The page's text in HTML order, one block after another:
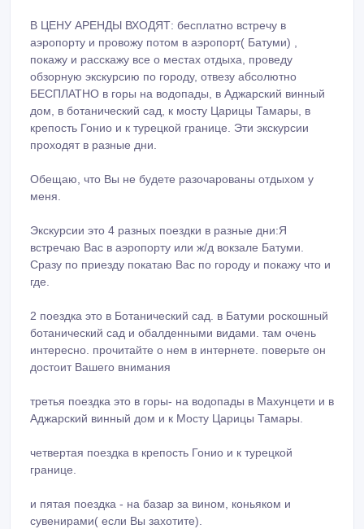
В ЦЕНУ АРЕНДЫ ВХОДЯТ: бесплатно встречу в
аэропорту и провожу потом в аэропорт( Батуми) ,
покажу и расскажу все о местах отдыха, проведу
обзорную экскурсию по городу, отвезу абсолютно
БЕСПЛАТНО в горы на водопады, в Аджарский винный
дом, в ботанический сад, к мосту Царицы Тамары, в
крепость Гонио и к турецкой границе. Эти экскурсии
проходят в разные дни.
Обещаю, что Вы не будете разочарованы отдыхом у
меня.
Экскурсии это 4 разных поездки в разные дни:Я
встречаю Вас в аэропорту или ж/д вокзале Батуми.
Сразу по приезду покатаю Вас по городу и покажу что и
где.
2 поездка это в Ботанический сад. в Батуми роскошный
ботанический сад и обалденными видами. там очень
интересно. прочитайте о нем в интернете. поверьте он
достоит Вашего внимания
третья поездка это в горы- на водопады в Махунцети и в
Аджарский винный дом и к Мосту Царицы Тамары.
четвертая поездка в крепость Гонио и к турецкой
границе.
и пятая поездка - на базар за вином, коньяком и
сувенирами( если Вы захотите).